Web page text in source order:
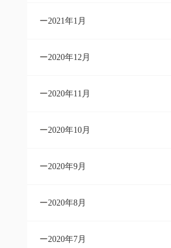
2021年1月
2020年12月
2020年11月
2020年10月
2020年9月
2020年8月
2020年7月